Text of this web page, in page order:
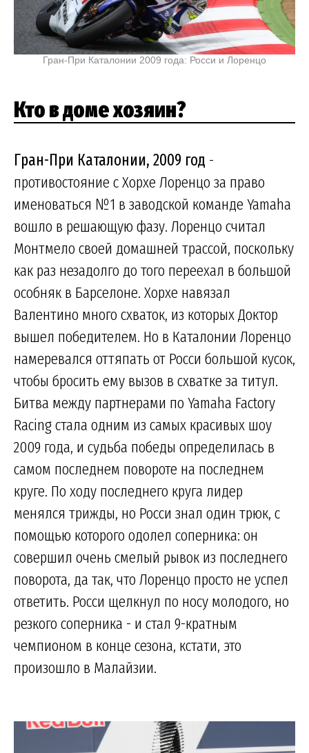
Гран-При Каталонии 2009 года: Росси и Лоренцо
Кто в доме хозяин?
Гран-При Каталонии, 2009 год -
противостояние с Хорхе Лоренцо за право
именоваться №1 в заводской команде Yamaha
вошло в решающую фазу. Лоренцо считал
Монтмело своей домашней трассой, поскольку
как раз незадолго до того переехал в большой
особняк в Барселоне. Хорхе навязал
Валентино много схваток, из которых Доктор
вышел победителем. Но в Каталонии Лоренцо
намеревался оттяпать от Росси большой кусок,
чтобы бросить ему вызов в схватке за титул.
Битва между партнерами по Yamaha Factory
Racing стала одним из самых красивых шоу
2009 года, и судьба победы определилась в
самом последнем повороте на последнем
круге. По ходу последнего круга лидер
менялся трижды, но Росси знал один трюк, с
помощью которого одолел соперника: он
совершил очень смелый рывок из последнего
поворота, да так, что Лоренцо просто не успел
ответить. Росси щелкнул по носу молодого, но
резкого соперника - и стал 9-кратным
чемпионом в конце сезона, кстати, это
произошло в Малайзии.